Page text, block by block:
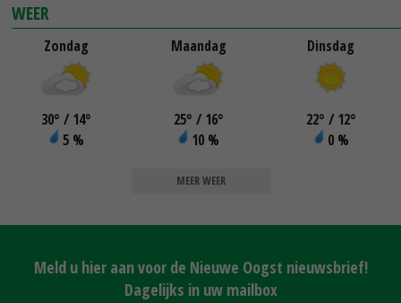
WEER
Zondag
30° / 14°
5 %
Maandag
25° / 16°
10 %
Dinsdag
22° / 12°
0 %
MEER WEER
Meld u hier aan voor de Nieuwe Oogst nieuwsbrief!
Dagelijks in uw mailbox